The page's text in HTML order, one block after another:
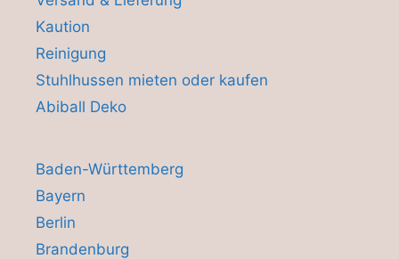
Kaution
Reinigung
Stuhlhussen mieten oder kaufen
Abiball Deko
Baden-Württemberg
Bayern
Berlin
Brandenburg